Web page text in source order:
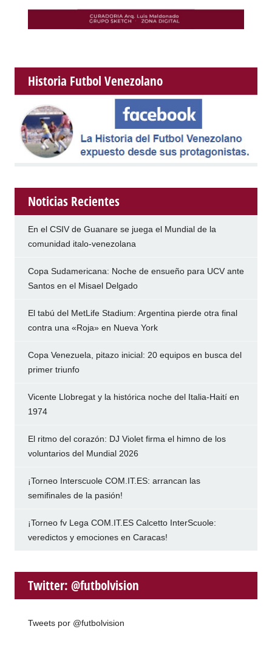
Historia Futbol Venezolano
Noticias Recientes
En el CSIV de Guanare se juega el Mundial de la
comunidad italo-venezolana
Copa Sudamericana: Noche de ensueño para UCV ante
Santos en el Misael Delgado
El tabú del MetLife Stadium: Argentina pierde otra final
contra una «Roja» en Nueva York
Copa Venezuela, pitazo inicial: 20 equipos en busca del
primer triunfo
Vicente Llobregat y la histórica noche del Italia-Haití en
1974
El ritmo del corazón: DJ Violet firma el himno de los
voluntarios del Mundial 2026
¡Torneo Interscuole COM.IT.ES: arrancan las
semifinales de la pasión!
¡Torneo fv Lega COM.IT.ES Calcetto InterScuole:
veredictos y emociones en Caracas!
Twitter: @futbolvision
Tweets por @futbolvision